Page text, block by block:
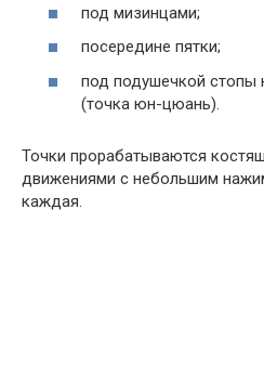
под мизинцами;
посередине пятки;
под подушечкой стопы
(точка юн-цюань).
Точки прорабатываются
движениями с небольшим
каждая.